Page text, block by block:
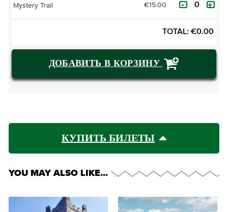
Mystery Trail €15.00
TOTAL: €0.00
ДОБАВИТЬ В КОРЗИНУ
КУПИТЬ БИЛЕТЫ
YOU MAY ALSO LIKE…